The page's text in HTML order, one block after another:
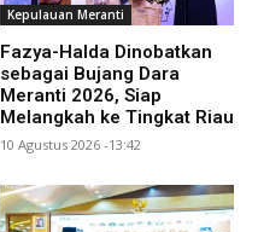
Kepulauan Meranti
Fazya-Halda Dinobatkan
sebagai Bujang Dara
Meranti 2026, Siap
Melangkah ke Tingkat Riau
10 Agustus 2026 -13:42